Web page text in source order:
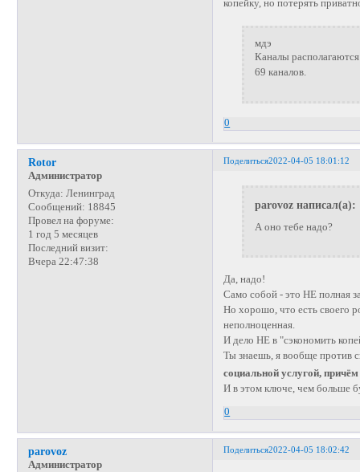
копейку, но потерять
мдэ
Каналы
69 каналов.
0
Поделиться2022-04-05 18:01:12
Rotor
Администратор
Откуда: Ленинград
Сообщений: 18845
Провел на форуме:
1 год 5 месяцев
Последний визит:
Вчера 22:47:38
parovoz написал(а):
А оно тебе надо?
Да, надо!
Само собой - это НЕ полная
Но хорошо, что есть своего
неполноценная.
И дело НЕ в "сэкономить
Ты знаешь, я вообще против
социальной услугой,
И в этом ключе, чем больше
0
Поделиться2022-04-05 18:02:42
parovoz
Администратор